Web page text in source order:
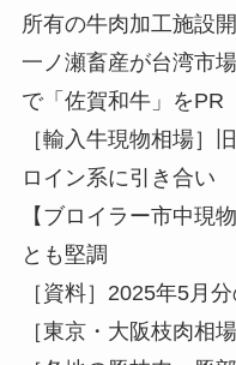
所有の牛肉加工施設
一ノ瀬畜産が台湾市
で「佐賀和牛」をPR
［輸入牛現物相場］
ロイン系に引き合い
【ブロイラー市中現
とも堅調
［資料］2025年5月
［東京・大阪枝肉相